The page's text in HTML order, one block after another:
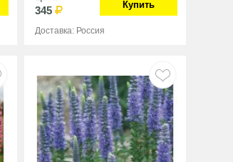
345 Купить
Доставка: Россия